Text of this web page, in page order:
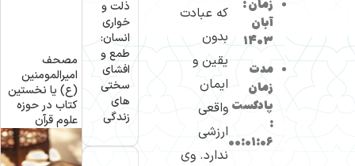
زمان :
آبان
1403
مدت
زمان
پادکست
:
00:01:06
که عبادت
بدون
یقین و
ایمان
واقعی
ارزشی
ندارد. وی
ذلت و
خواری
انسان:
طمع و
افشای
سختی
های
زندگی
مصحف
امیرالمومنین
(ع) یا نخستین
کتاب در حوزه
علوم قرآن